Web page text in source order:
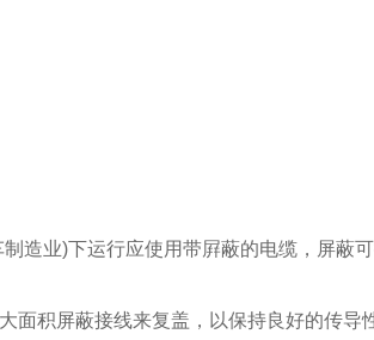
造业)下运行应使用带屛蔽的电缆，屏蔽
面积屏蔽接线来复盖，以保持良好的传导